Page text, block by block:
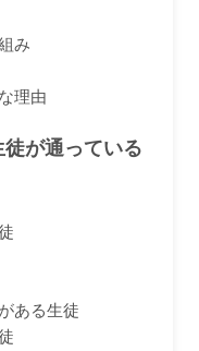
み
理由
が通っている
ある生徒